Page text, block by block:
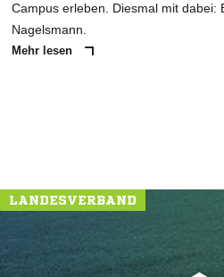
Campus erleben. Diesmal mit dabei:
Nagelsmann.
Mehr lesen
LANDESVERBAND